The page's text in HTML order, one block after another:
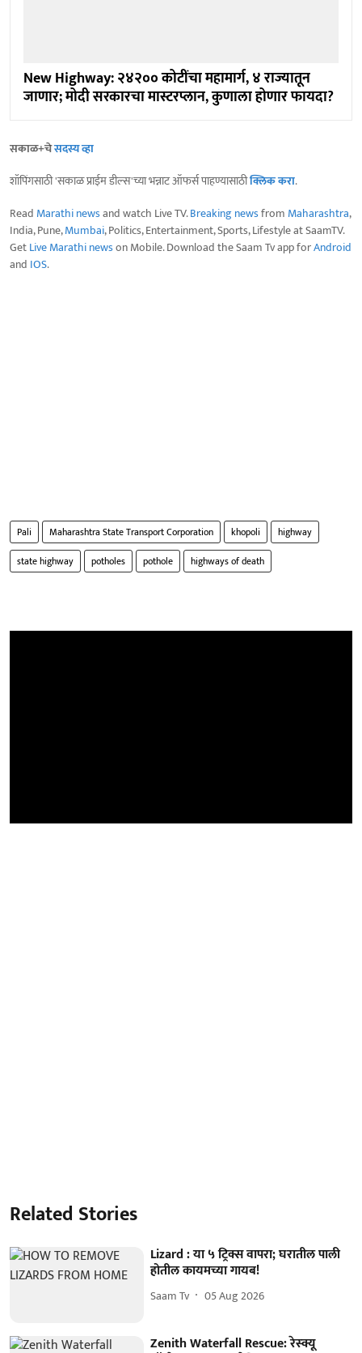
New Highway: २४२०० कोटींचा महामार्ग, ४ राज्यातून
जाणार; मोदी सरकारचा मास्टरप्लान, कुणाला होणार फायदा?
सकाळ+चेसदस्य व्हा
शॉपिंगसाठी 'सकाळ प्राईम डील्स'च्या भन्नाट ऑफर्स पाहण्यासाठीक्लिक करा.
Read Marathi newsand watch Live TV.Breaking newsfrom Maharashtra,
India, Pune,Mumbai, Politics, Entertainment, Sports, Lifestyle at SaamTV.
GetLive Marathi newson Mobile. Download the Saam Tv app forAndroid
and IOS.
Pali Maharashtra State Transport Corporation khopoli
highway
state highway
potholes pothole highways of death
Related Stories
Lizard : या ५ ट्रिक्स वापरा; घरातील पाली
होतील कायमच्या गायब!
Saam Tv 05 Aug 2026
Zenith Waterfall Rescue: रेस्क्यू